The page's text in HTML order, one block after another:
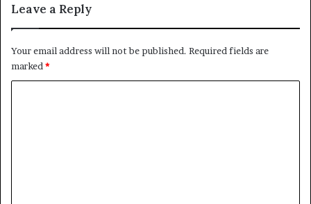
Leave a Reply
Your email address will not be published. Required fields are
marked *